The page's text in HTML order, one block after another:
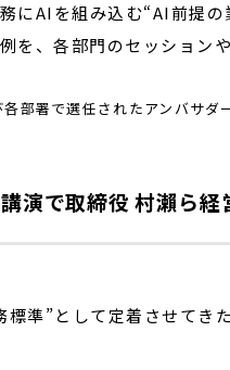
にAIを組み込む“AI前提の
を、各部門のセッション
部署で選任されたアンバサダ
演で取締役 村瀨ら経
準”として定着させてき